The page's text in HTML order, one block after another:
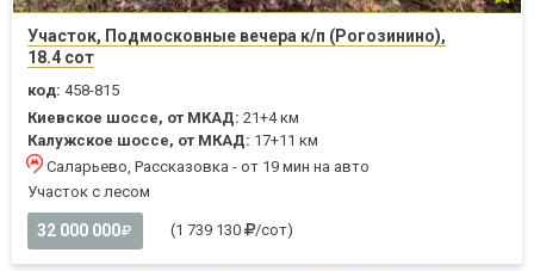
Участок, Подмосковные вечера к/п (Рогозинино),
18.4 сот
код: 458-815
Киевское шоссе, от МКАД: 21+4 км
Калужское шоссе, от МКАД: 17+11 км
Саларьево, Рассказовка - от 19 мин на авто
Участок с лесом
32 000 000 (1 739 130 /сот)